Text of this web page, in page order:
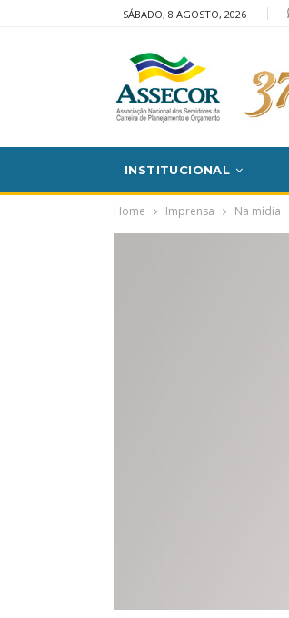
SÁBADO, 8 AGOSTO, 2026
INSTITUCIONAL
Home Imprensa Na mídia